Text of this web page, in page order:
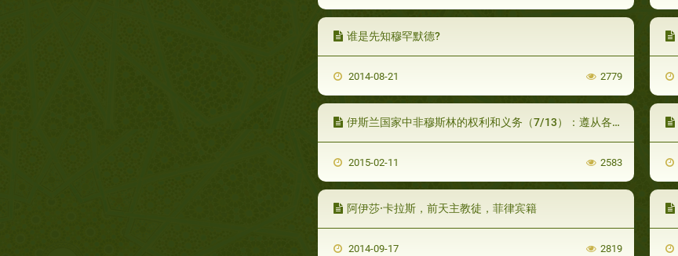
谁是先知穆罕默德?
2014-08-21 2779
伊斯兰国家中非穆斯林的权利和义务（7/13）：遵从各自宗教法律的权利
2015-02-11 2583
阿伊莎·卡拉斯，前天主教徒，菲律宾籍
2014-09-17 2819